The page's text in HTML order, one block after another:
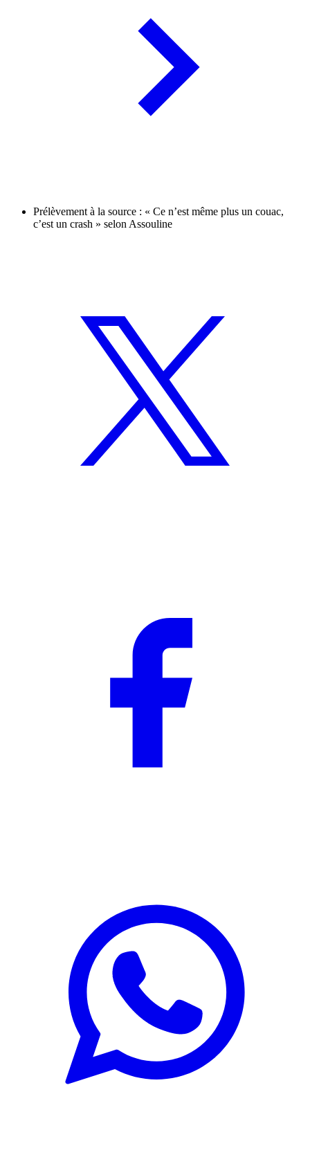
Prélèvement à la source : « Ce n’est même plus un couac,
c’est un crash » selon Assouline